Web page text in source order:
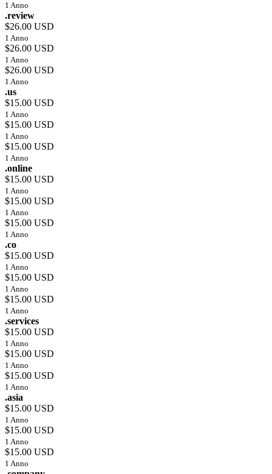
1 Anno
.review
$26.00 USD
1 Anno
$26.00 USD
1 Anno
$26.00 USD
1 Anno
.us
$15.00 USD
1 Anno
$15.00 USD
1 Anno
$15.00 USD
1 Anno
.online
$15.00 USD
1 Anno
$15.00 USD
1 Anno
$15.00 USD
1 Anno
.co
$15.00 USD
1 Anno
$15.00 USD
1 Anno
$15.00 USD
1 Anno
.services
$15.00 USD
1 Anno
$15.00 USD
1 Anno
$15.00 USD
1 Anno
.asia
$15.00 USD
1 Anno
$15.00 USD
1 Anno
$15.00 USD
1 Anno